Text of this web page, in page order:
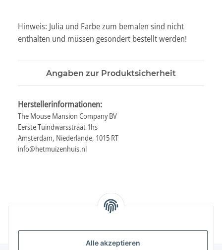
Alle akzeptieren
Hinweis: Julia und Farbe zum bemalen sind nicht
enthalten und müssen gesondert bestellt werden!
Angaben zur Produktsicherheit
Herstellerinformationen:
The Mouse Mansion Company BV
Eerste Tuindwarsstraat 1hs
Amsterdam, Niederlande, 1015 RT
info@hetmuizenhuis.nl